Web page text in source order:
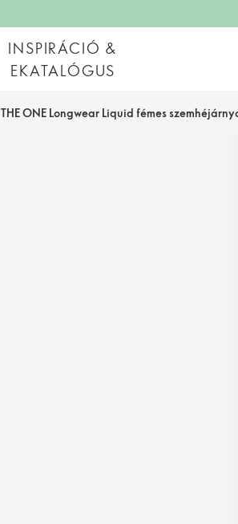
INSPIRÁCIÓ &
EKATALÓGUS
THE ONE Longwear Liquid fémes